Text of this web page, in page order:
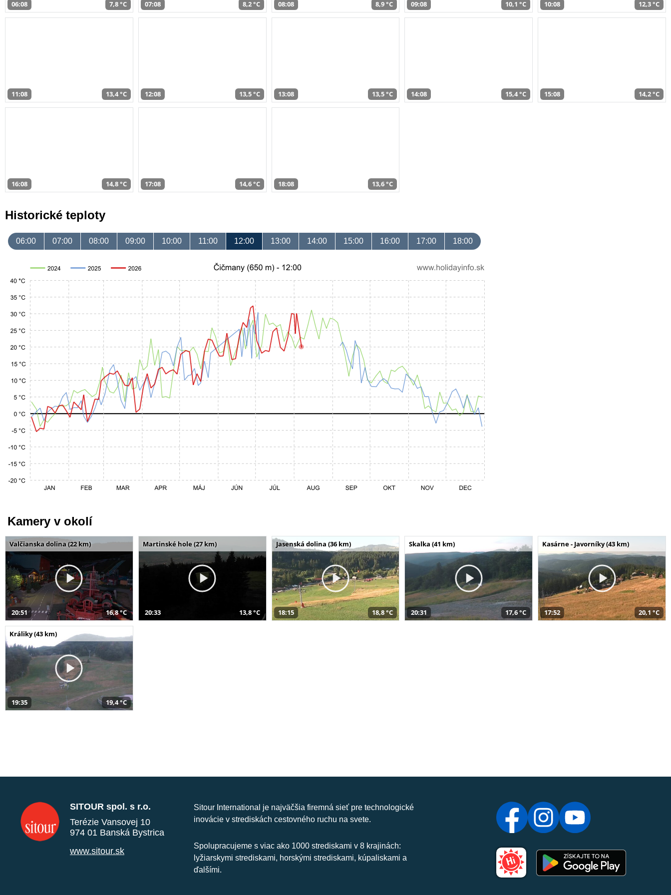
06:08 7,8 °C 07:08 8,2 °C 08:08 8,9 °C 09:08 10,1 °C 10:08 12,3 °C
11:08 13,4 °C 12:08 13,5 °C 13:08 13,5 °C 14:08 15,4 °C 15:08 14,2 °C
16:08 14,8 °C 17:08 14,6 °C 18:08 13,6 °C
Historické teploty
06:00 07:00 08:00 09:00 10:00 11:00 12:00 13:00 14:00 15:00 16:00 17:00 18:00
Kamery v okolí
Valčianska dolina (22 km)
20:51 16,8 °C
Martinské hole (27 km)
20:33 13,8 °C
Jasenská dolina (36 km)
18:15 18,8 °C
Skalka (41 km)
20:31 17,6 °C
Kasárne - Javorníky (43 km)
17:52 20,1 °C
Králiky (43 km)
19:35 19,4 °C
SITOUR spol. s r.o.
Terézie Vansovej 10
974 01 Banská Bystrica
www.sitour.sk
Sitour International je najväčšia firemná sieť pre technologické
inovácie v strediskách cestovného ruchu na svete.
Spolupracujeme s viac ako 1000 strediskami v 8 krajinách:
lyžiarskymi strediskami, horskými strediskami, kúpaliskami a
ďalšími.